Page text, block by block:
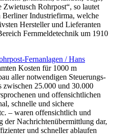
Zwietusch Rohrpost“, so lautet
Berliner Industriefirma, welche
Hersteller und Lieferanten
Fernmeldetechnik um 1910
Fernanlagen / Hans
Kosten für 1000 m
aller notwendigen Steuerungs-
zwischen 25.000 und 30.000
und offensichtlichen
schnelle und sichere
– waren offensichtlich und
der Nachrichtenübermittlung dar,
und schneller ablaufen